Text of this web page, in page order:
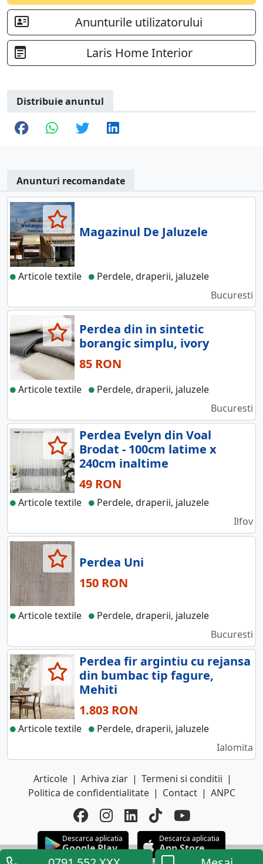
Anunturile utilizatorului
Laris Home Interior
Distribuie anuntul
Anunturi recomandate
Magazinul De Jaluzele
Articole textile
Perdele, draperii, jaluzele
Bucuresti
Perdea din in sintetic
borangic simplu, ivory
85 RON
Articole textile
Perdele, draperii, jaluzele
Bucuresti
Perdea Evelyn din Voal
Brodat - 100cm latime x
240cm inaltime
49 RON
Articole textile
Perdele, draperii, jaluzele
Ilfov
Perdea Uni
150 RON
Articole textile
Perdele, draperii, jaluzele
Bucuresti
Perdea fir argintiu cu rejansa
din bumbac tip fagure,
Mehiti
1.803 RON
Articole textile
Perdele, draperii, jaluzele
Ialomita
Articole | Arhiva ziar | Termeni si conditii |
Politica de confidentialitate | Contact | ANPC
Descarca aplicatia
Google Play
Descarca aplicatia
App Store